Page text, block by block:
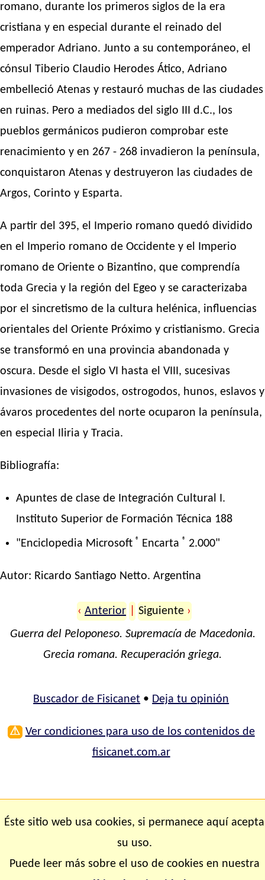
romano, durante los primeros siglos de la era
cristiana y en especial durante el reinado del
emperador Adriano. Junto a su contemporáneo, el
cónsul Tiberio Claudio Herodes Ático, Adriano
embelleció Atenas y restauró muchas de las ciudades
en ruinas. Pero a mediados del siglo III d.C., los
pueblos germánicos pudieron comprobar este
renacimiento y en 267 - 268 invadieron la península,
conquistaron Atenas y destruyeron las ciudades de
Argos, Corinto y Esparta.
A partir del 395, el Imperio romano quedó dividido
en el Imperio romano de Occidente y el Imperio
romano de Oriente o Bizantino, que comprendía
toda Grecia y la región del Egeo y se caracterizaba
por el sincretismo de la cultura helénica, influencias
orientales del Oriente Próximo y cristianismo. Grecia
se transformó en una provincia abandonada y
oscura. Desde el siglo VI hasta el VIII, sucesivas
invasiones de visigodos, ostrogodos, hunos, eslavos y
ávaros procedentes del norte ocuparon la península,
en especial Iliria y Tracia.
Bibliografía:
Apuntes de clase de Integración Cultural I.
Instituto Superior de Formación Técnica 188
"Enciclopedia Microsoft ® Encarta ® 2.000"
Autor: Ricardo Santiago Netto. Argentina
‹ Anterior Siguiente ›
Guerra del Peloponeso. Supremacía de Macedonia.
Grecia romana. Recuperación griega.
Buscador de Fisicanet • Deja tu opinión
⚠ Ver condiciones para uso de los contenidos de
fisicanet.com.ar
Éste sitio web usa cookies, si permanece aquí acepta
su uso.
Puede leer más sobre el uso de cookies en nuestra